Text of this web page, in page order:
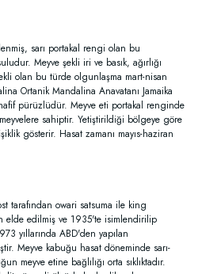
sarı portakal rengi olan bu
Meyve şekli iri ve basık, ağırlığı
olan bu türde olgunlaşma mart-nisan
Ortanik Mandalina Anavatanı Jamaika
pürüzlüdür. Meyve eti portakal renginde
sahiptir. Yetiştirildiği bölgeye göre
gösterir. Hasat zamanı mayıs-haziran
tarafından owari satsuma ile king
elde edilmiş ve 1935'te isimlendirilip
yıllarında ABD'den yapılan
Meyve kabuğu hasat döneminde sarı-
meyve etine bağlılığı orta sıklıktadır.